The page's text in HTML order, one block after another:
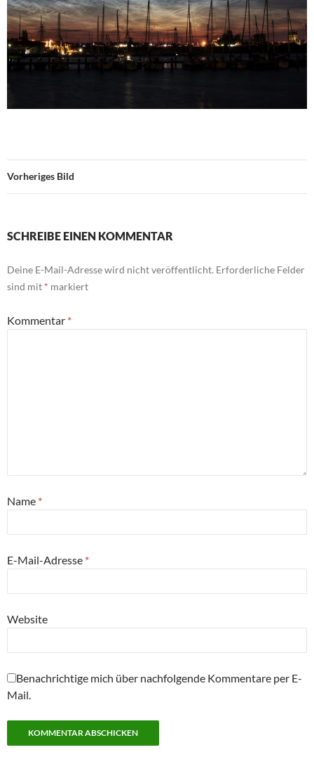
Vorheriges Bild
SCHREIBE EINEN KOMMENTAR
Deine E-Mail-Adresse wird nicht veröffentlicht. Erforderliche Felder
sind mit * markiert
Kommentar *
Name *
E-Mail-Adresse *
Website
Benachrichtige mich über nachfolgende Kommentare per E-
Mail.